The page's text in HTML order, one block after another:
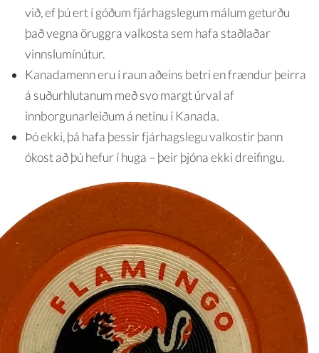
við, ef þú ert í góðum fjárhagslegum málum geturðu
það vegna öruggra valkosta sem hafa staðlaðar
vinnslumínútur.
Kanadamenn eru í raun aðeins betri en frændur þeirra
á suðurhlutanum með svo margt úrval af
innborgunarleiðum á netinu í Kanada.
Þó ekki, þá hafa þessir fjárhagslegu valkostir þann
ókost að þú hefur í huga – þeir þjóna ekki dreifingu.